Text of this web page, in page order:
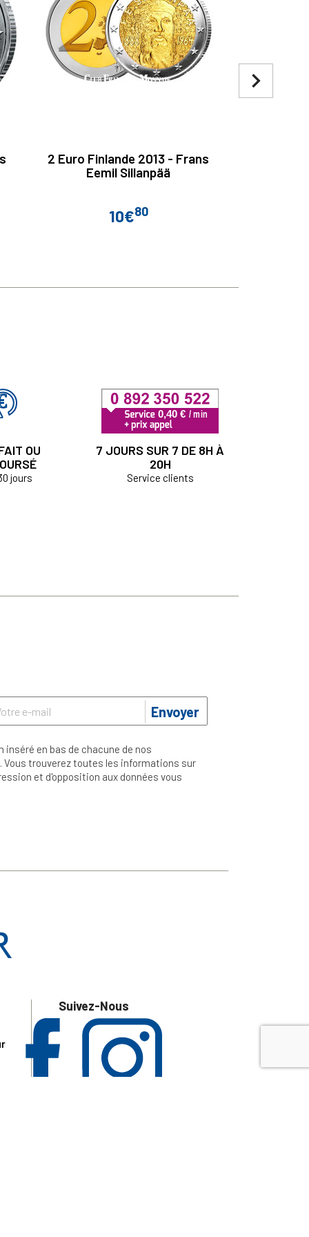
2 Euro Finlande 2013 - Frans
Eemil Sillanpää
Prix
10€80
navigate_next
OU
jours
7 JOURS SUR 7 DE 8H À
20H
Service clients
Envoyer
en bas de chacune de nos
trouverez toutes les informations sur
et d'opposition aux données vous
Suivez-Nous